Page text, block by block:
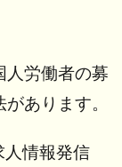
人労働者の募
あります。
人情報発信